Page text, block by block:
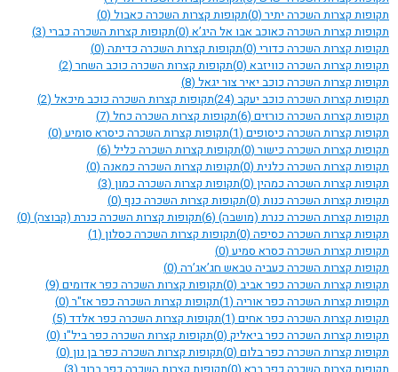
תקופות קצרות השכרה יתיר (0) תקופות קצרות השכרה כאבול (0)
תקופות קצרות השכרה כאוכב אבו אל היג’א (0) תקופות קצרות השכרה כברי (3)
תקופות קצרות השכרה כדורי (0) תקופות קצרות השכרה כדיתה (0)
תקופות קצרות השכרה כוויזבא (0) תקופות קצרות השכרה כוכב השחר (2)
תקופות קצרות השכרה כוכב יאיר צור יגאל (8)
תקופות קצרות השכרה כוכב יעקב (24) תקופות קצרות השכרה כוכב מיכאל (2)
תקופות קצרות השכרה כורזים (6) תקופות קצרות השכרה כחל (7)
תקופות קצרות השכרה כיסופים (1) תקופות קצרות השכרה כיסרא סומיע (0)
תקופות קצרות השכרה כישור (0) תקופות קצרות השכרה כליל (6)
תקופות קצרות השכרה כלנית (0) תקופות קצרות השכרה כמאנה (0)
תקופות קצרות השכרה כמהין (0) תקופות קצרות השכרה כמון (3)
תקופות קצרות השכרה כנות (0) תקופות קצרות השכרה כנף (0)
תקופות קצרות השכרה כנרת (מושבה) (6) תקופות קצרות השכרה כנרת (קבוצה) (0)
תקופות קצרות השכרה כסיפה (0) תקופות קצרות השכרה כסלון (1)
תקופות קצרות השכרה כסרא סמיע (0)
תקופות קצרות השכרה כעביה טבאש חג’אג’רה (0)
תקופות קצרות השכרה כפר אביב (0) תקופות קצרות השכרה כפר אדומים (9)
תקופות קצרות השכרה כפר אוריה (1) תקופות קצרות השכרה כפר אז"ר (0)
תקופות קצרות השכרה כפר אחים (1) תקופות קצרות השכרה כפר אלדד (5)
תקופות קצרות השכרה כפר ביאליק (0) תקופות קצרות השכרה כפר ביל"ו (0)
תקופות קצרות השכרה כפר בלום (0) תקופות קצרות השכרה כפר בן נון (0)